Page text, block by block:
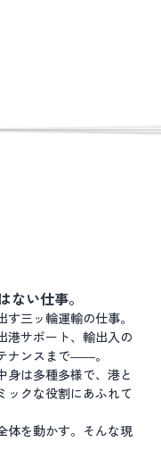
い仕事。
三ッ輪運輸の仕事。
港サポート、輸出入の
ナンスまで――。
身は多種多様で、港と
ックな役割にあふれて
体を動かす。そんな現